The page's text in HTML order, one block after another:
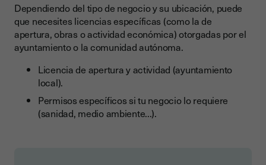
Dependiendo del tipo de negocio y su ubicación, puede
que necesites licencias específicas (como la de
apertura, obras o actividad económica) otorgadas por el
ayuntamiento o la comunidad autónoma.
Licencia de apertura y actividad (ayuntamiento
local).
Permisos específicos si tu negocio lo requiere
(sanidad, medio ambiente...).